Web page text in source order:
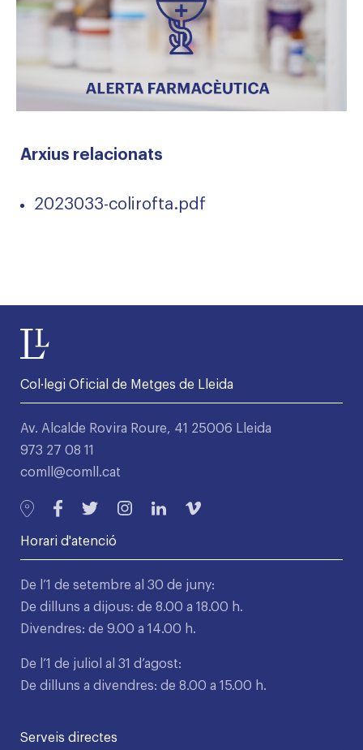
Arxius relacionats
2023033-colirofta.pdf
Col·legi Oficial de Metges de Lleida
Av. Alcalde Rovira Roure, 41 25006 Lleida
973 27 08 11
comll@comll.cat
Horari d'atenció
De l’1 de setembre al 30 de juny:
De dilluns a dijous: de 8.00 a 18.00 h.
Divendres: de 9.00 a 14.00 h.
De l’1 de juliol al 31 d’agost:
De dilluns a divendres: de 8.00 a 15.00 h.
Serveis directes